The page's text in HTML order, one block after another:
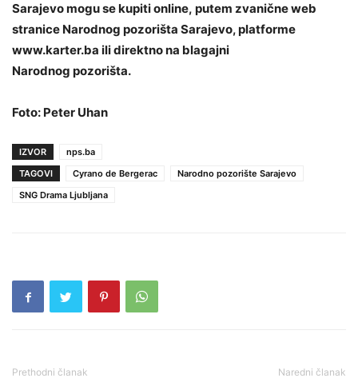
Sarajevo mogu se kupiti online, putem zvanične web
stranice Narodnog pozorišta Sarajevo, platforme
www.karter.ba ili direktno na blagajni
Narodnog pozorišta.
Foto: Peter Uhan
IZVOR
nps.ba
TAGOVI
Cyrano de Bergerac
Narodno pozorište Sarajevo
SNG Drama Ljubljana
Prethodni članak Naredni članak